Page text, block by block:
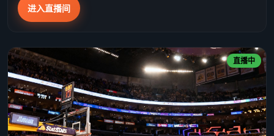
进入直播间
直播中